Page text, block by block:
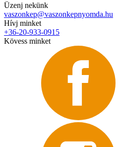
Üzenj nekünk
vaszonkep@vaszonkepnyomda.hu
Hívj minket
+36-20-933-0915
Kövess minket